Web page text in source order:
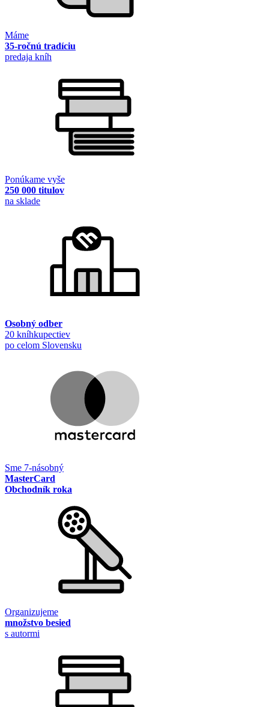
Máme
35-ročnú tradíciu
predaja kníh
Ponúkame vyše
250 000 titulov
na sklade
Osobný odber
20 kníhkupectiev
po celom Slovensku
Sme 7-násobný
MasterCard
Obchodník roka
Organizujeme
množstvo besied
s autormi